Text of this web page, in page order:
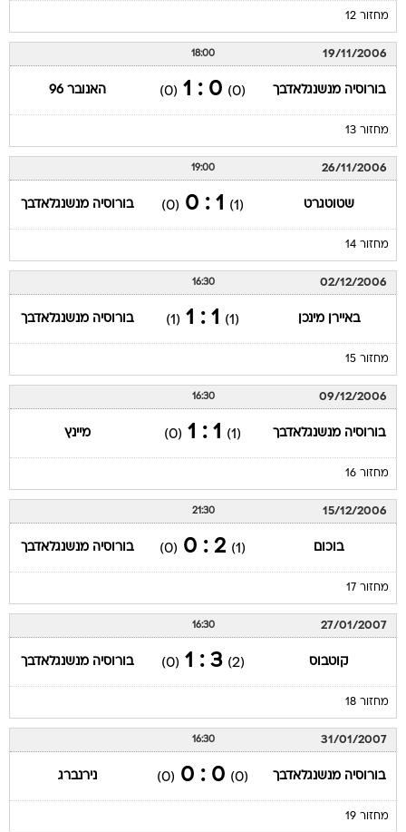
מחזור 12
19/11/2006
18:00
בורוסיה מנשנגלאדבך (0)
0 : 1
(0) האנובר 96
מחזור 13
26/11/2006
19:00
שטוטגרט (1)
1 : 0
(0) בורוסיה מנשנגלאדבך
מחזור 14
02/12/2006
16:30
באיירן מינכן (1)
1 : 1
(1) בורוסיה מנשנגלאדבך
מחזור 15
09/12/2006
16:30
בורוסיה מנשנגלאדבך (1)
1 : 1
(0) מיינץ
מחזור 16
15/12/2006
21:30
בוכום (1)
2 : 0
(0) בורוסיה מנשנגלאדבך
מחזור 17
27/01/2007
16:30
קוטבוס (2)
3 : 1
(0) בורוסיה מנשנגלאדבך
מחזור 18
31/01/2007
16:30
בורוסיה מנשנגלאדבך (0)
0 : 0
(0) נירנברג
מחזור 19